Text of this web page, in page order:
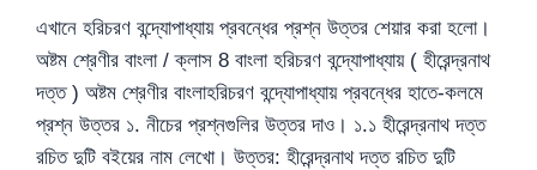
এখানে হরিচরণ বন্দ্যোপাধ্যায় প্রবন্ধের প্রশ্ন উত্তর শেয়ার করা হলো।
অষ্টম শ্রেণীর বাংলা / ক্লাস 8 বাংলা হরিচরণ বন্দ্যোপাধ্যায় ( হীরেন্দ্রনাথ
দত্ত ) অষ্টম শ্রেণীর বাংলাহরিচরণ বন্দ্যোপাধ্যায় প্রবন্ধের হাতে-কলমে
প্রশ্ন উত্তর ১. নীচের প্রশ্নগুলির উত্তর দাও। ১.১ হীরেন্দ্রনাথ দত্ত
রচিত দুটি বইয়ের নাম লেখো। উত্তর: হীরেন্দ্রনাথ দত্ত রচিত দুটি